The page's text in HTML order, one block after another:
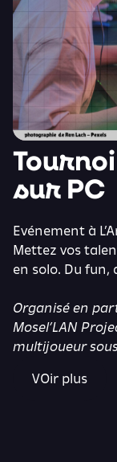
sur PC
Evénement à
Mettez vos
en solo. Du fun,
Organisé en
Mosel’LAN
multijoueur
VOir plus